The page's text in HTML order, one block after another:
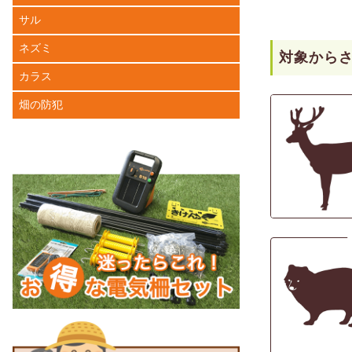
対象から
サル
ネズミ
カラス
畑の防犯